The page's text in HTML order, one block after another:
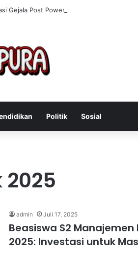
Gejala Post Power Syndrome Setelah
Politik Sosial
admin Juli 17, 2025
Beasiswa S2 Manajemen
2025: Investasi untuk